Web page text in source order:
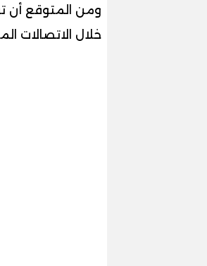
ومن المتوقع أن
خلال الاتصالات